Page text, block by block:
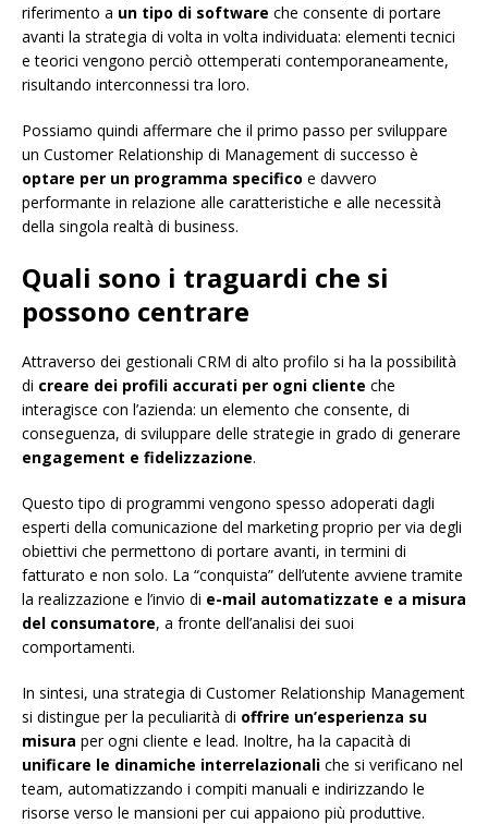
riferimento a un tipo di software che consente di portare
avanti la strategia di volta in volta individuata: elementi tecnici
e teorici vengono perciò ottemperati contemporaneamente,
risultando interconnessi tra loro.
Possiamo quindi affermare che il primo passo per sviluppare
un Customer Relationship di Management di successo è
optare per un programma specifico e davvero
performante in relazione alle caratteristiche e alle necessità
della singola realtà di business.
Quali sono i traguardi che si
possono centrare
Attraverso dei gestionali CRM di alto profilo si ha la possibilità
di creare dei profili accurati per ogni cliente che
interagisce con l’azienda: un elemento che consente, di
conseguenza, di sviluppare delle strategie in grado di generare
engagement e fidelizzazione.
Questo tipo di programmi vengono spesso adoperati dagli
esperti della comunicazione del marketing proprio per via degli
obiettivi che permettono di portare avanti, in termini di
fatturato e non solo. La “conquista” dell’utente avviene tramite
la realizzazione e l’invio di e-mail automatizzate e a misura
del consumatore, a fronte dell’analisi dei suoi
comportamenti.
In sintesi, una strategia di Customer Relationship Management
si distingue per la peculiarità di offrire un’esperienza su
misura per ogni cliente e lead. Inoltre, ha la capacità di
unificare le dinamiche interrelazionali che si verificano nel
team, automatizzando i compiti manuali e indirizzando le
risorse verso le mansioni per cui appaiono più produttive.